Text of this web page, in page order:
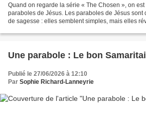
Quand on regarde la série « The Chosen », on
paraboles de Jésus. Les paraboles de Jésus sont
de sagesse : elles semblent simples, mais elles
Une parabole : Le bon
Publié le 27/06/2026 à 12:10
Par Sophie Richard-Lanneyrie